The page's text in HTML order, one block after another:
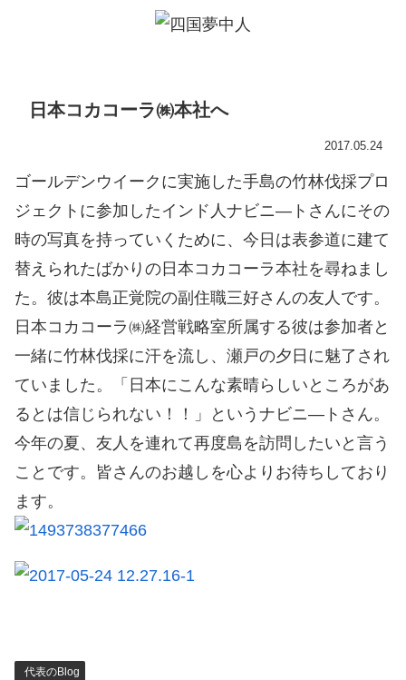
日本コカコーラ㈱本社へ
2017.05.24
ゴールデンウイークに実施した手島の竹林伐採プロ
ジェクトに参加したインド人ナビニ―トさんにその
時の写真を持っていくために、今日は表参道に建て
替えられたばかりの日本コカコーラ本社を尋ねまし
た。彼は本島正覚院の副住職三好さんの友人です。
日本コカコーラ㈱経営戦略室所属する彼は参加者と
一緒に竹林伐採に汗を流し、瀬戸の夕日に魅了され
ていました。「日本にこんな素晴らしいところがあ
るとは信じられない！！」というナビニ―トさん。
今年の夏、友人を連れて再度島を訪問したいと言う
ことです。皆さんのお越しを心よりお待ちしており
ます。
代表のBlog